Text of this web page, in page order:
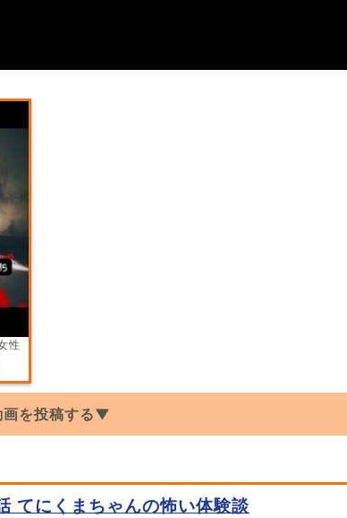
性
画を投稿する▼
を探しています。YouTubeでこの話の朗読
ください。
てにくまちゃんの怖い体験談